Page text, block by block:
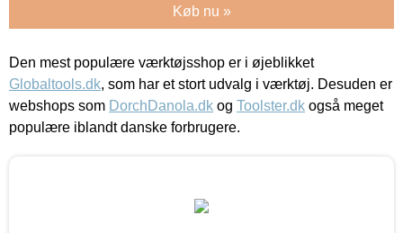
Køb nu »
Den mest populære værktøjsshop er i øjeblikket
Globaltools.dk, som har et stort udvalg i værktøj. Desuden er
webshops som DorchDanola.dk og Toolster.dk også meget
populære iblandt danske forbrugere.